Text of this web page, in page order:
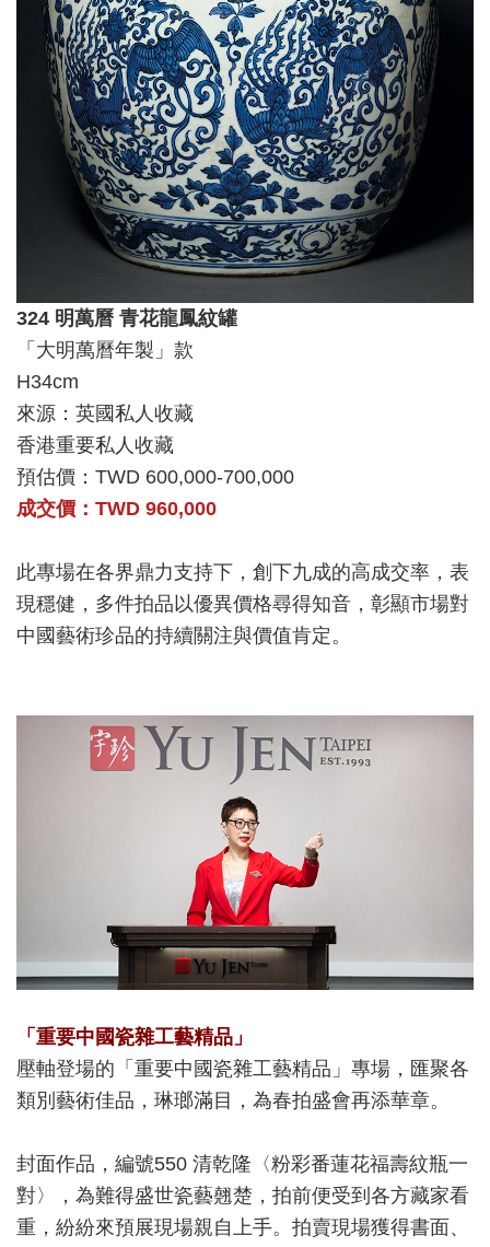
324 明萬曆 青花龍鳳紋罐
「大明萬曆年製」款
H34cm
來源：英國私人收藏
香港重要私人收藏
預估價：TWD 600,000-700,000
成交價：TWD 960,000
此專場在各界鼎力支持下，創下九成的高成交率，表
現穩健，多件拍品以優異價格尋得知音，彰顯市場對
中國藝術珍品的持續關注與價值肯定。
「重要中國瓷雜工藝精品」
壓軸登場的「重要中國瓷雜工藝精品」專場，匯聚各
類別藝術佳品，琳瑯滿目，為春拍盛會再添華章。
封面作品，編號550 清乾隆〈粉彩番蓮花福壽紋瓶一
對〉，為難得盛世瓷藝翹楚，拍前便受到各方藏家看
重，紛紛來預展現場親自上手。拍賣現場獲得書面、